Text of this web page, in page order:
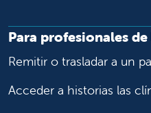
Para profesionales
Remitir o trasladar a un
Acceder a historias las